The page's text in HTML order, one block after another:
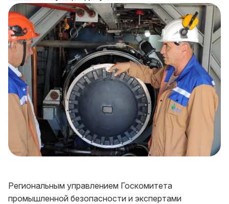
Региональным управлением Госкомитета
промышленной безопасности и экспертами